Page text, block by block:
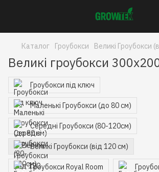
Каталог Гроубокси Великі Гроубокси
Великі гроубокси
Гроубокси під ключ
Маленькі Гроубокси (до 80 см)
Середні Гроубокси (80-120см)
Великі Гроубокси (від 120 см)
Гроубокси Royal Room